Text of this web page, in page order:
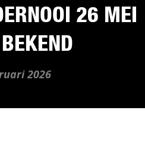
26 MEI
2026